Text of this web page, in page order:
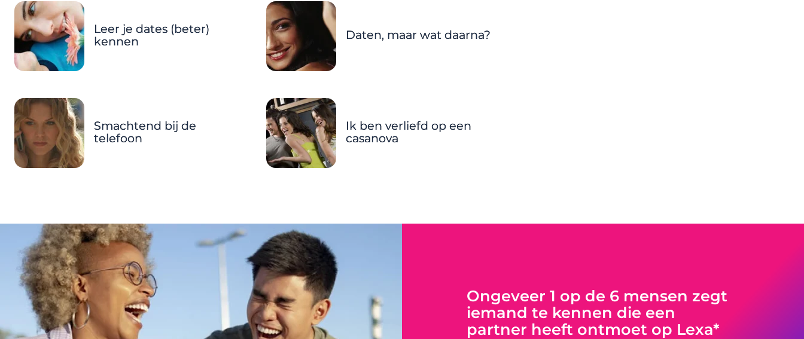
Leer je dates (beter)
kennen
Daten, maar wat daarna?
Smachtend bij de
telefoon
Ik ben verliefd op een
casanova
Ongeveer 1 op de 6 mensen zegt
iemand te kennen die een
partner heeft ontmoet op Lexa*